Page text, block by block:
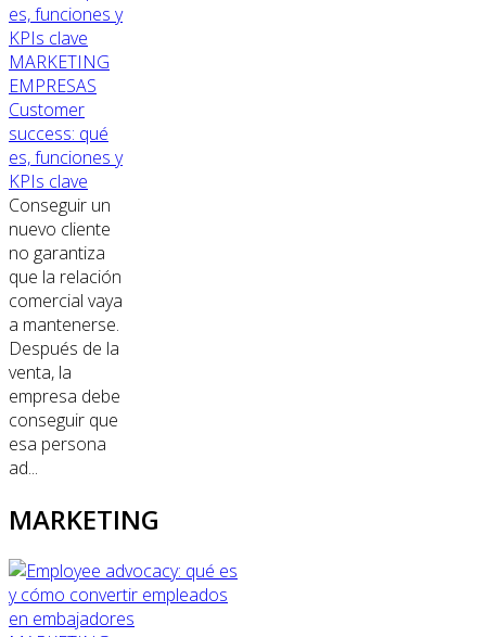
MARKETING
EMPRESAS
Customer
success: qué
es, funciones y
KPIs clave
Conseguir un
nuevo cliente
no garantiza
que la relación
comercial vaya
a mantenerse.
Después de la
venta, la
empresa debe
conseguir que
esa persona
ad...
MARKETING